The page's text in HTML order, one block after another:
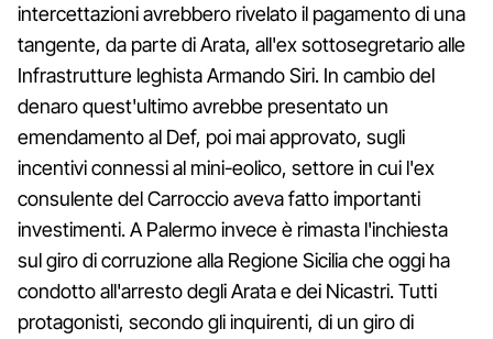
intercettazioni avrebbero rivelato il pagamento di una
tangente, da parte di Arata, all'ex sottosegretario alle
Infrastrutture leghista Armando Siri. In cambio del
denaro quest'ultimo avrebbe presentato un
emendamento al Def, poi mai approvato, sugli
incentivi connessi al mini-eolico, settore in cui l'ex
consulente del Carroccio aveva fatto importanti
investimenti. A Palermo invece è rimasta l'inchiesta
sul giro di corruzione alla Regione Sicilia che oggi ha
condotto all'arresto degli Arata e dei Nicastri. Tutti
protagonisti, secondo gli inquirenti, di un giro di